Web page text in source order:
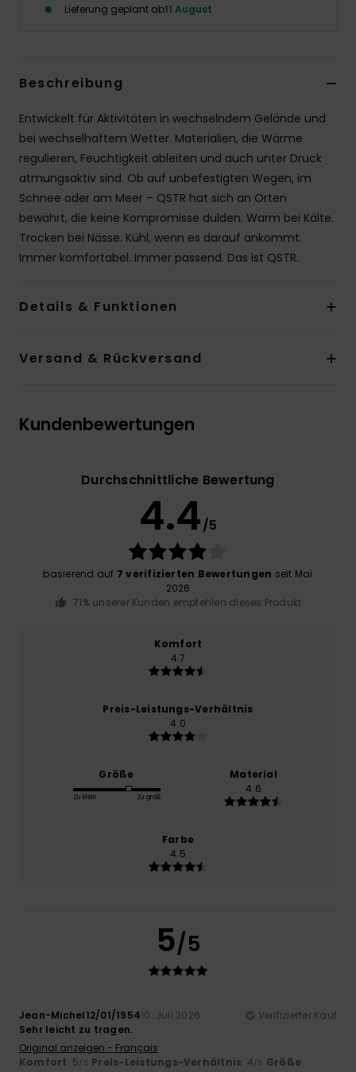
Lieferung geplant ab11 August
Beschreibung
Entwickelt für Aktivitäten in wechselndem Gelände und
bei wechselhaftem Wetter. Materialien, die Wärme
regulieren, Feuchtigkeit ableiten und auch unter Druck
atmungsaktiv sind. Ob auf unbefestigten Wegen, im
Schnee oder am Meer – QSTR hat sich an Orten
bewährt, die keine Kompromisse dulden. Warm bei Kälte.
Trocken bei Nässe. Kühl, wenn es darauf ankommt.
Immer komfortabel. Immer passend. Das ist QSTR.
Details & Funktionen
Versand & Rückversand
Kundenbewertungen
Durchschnittliche Bewertung
4.4/5
basierend auf 7 verifizierten Bewertungen seit Mai
2026
71% unserer Kunden empfehlen dieses Produkt
Komfort
4.7
Preis-Leistungs-Verhältnis
4.0
Größe
Zu klein Zu groß
Material
4.6
Farbe
4.5
5/5
Jean-Michel12/01/195410. Juli 2026
Verifizierter Kauf
Sehr leicht zu tragen.
Original anzeigen - Français
Komfort: 5/5 Preis-Leistungs-Verhältnis: 4/5 Größe: